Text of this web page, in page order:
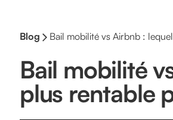
Blog Bail mobilité vs Airbnb :
Bail mobilité
plus rentable